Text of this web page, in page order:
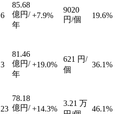
6
85.68
億円/
年
+7.9%
9020
円/個
19.6%
3
81.46
億円/
年
+19.0%
621 円/
個
36.1%
23
78.18
億円/ +14.3%
3.21 万
46.1%